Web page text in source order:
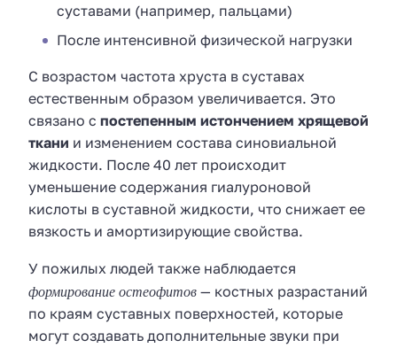
суставами (например, пальцами)
После интенсивной физической нагрузки
С возрастом частота хруста в суставах
естественным образом увеличивается. Это
связано с постепенным истончением хрящевой
ткани и изменением состава синовиальной
жидкости. После 40 лет происходит
уменьшение содержания гиалуроновой
кислоты в суставной жидкости, что снижает ее
вязкость и амортизирующие свойства.
У пожилых людей также наблюдается
формирование остеофитов — костных разрастаний
по краям суставных поверхностей, которые
могут создавать дополнительные звуки при